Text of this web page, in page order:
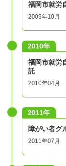
福岡市就労
2009年10月
2010年
福岡市就労
託
2010年04月
2011年
障がい者
2011年07月